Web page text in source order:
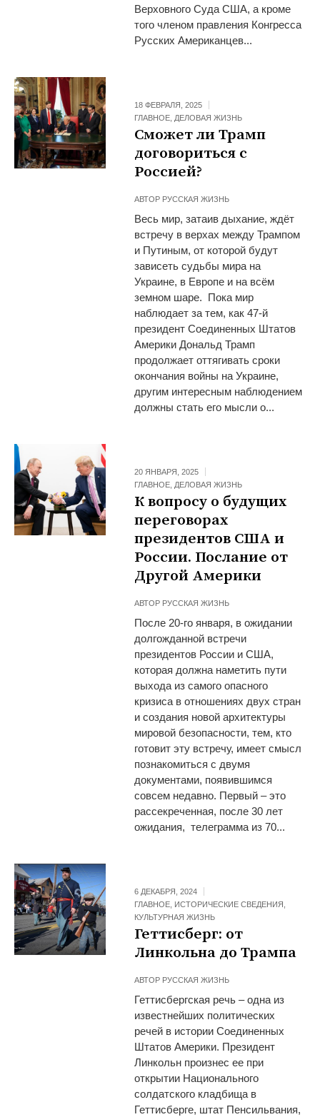
Верховного Суда США, а кроме
того членом правления Конгресса
Русских Американцев...
18 ФЕВРАЛЯ, 2025
ГЛАВНОЕ ДЕЛОВАЯ ЖИЗНЬ
Сможет ли Трамп
договориться с
Россией?
АВТОР РУССКАЯ ЖИЗНЬ
Весь мир, затаив дыхание, ждёт
встречу в верхах между Трампом
и Путиным, от которой будут
зависеть судьбы мира на
Украине, в Европе и на всём
земном шаре. Пока мир
наблюдает за тем, как 47-й
президент Соединенных Штатов
Америки Дональд Трамп
продолжает оттягивать сроки
окончания войны на Украине,
другим интересным наблюдением
должны стать его мысли о...
20 ЯНВАРЯ, 2025
ГЛАВНОЕ ДЕЛОВАЯ ЖИЗНЬ
К вопросу о будущих
переговорах
президентов США и
России. Послание от
Другой Америки
АВТОР РУССКАЯ ЖИЗНЬ
После 20-го января, в ожидании
долгожданной встречи
президентов России и США,
которая должна наметить пути
выхода из самого опасного
кризиса в отношениях двух стран
и создания новой архитектуры
мировой безопасности, тем, кто
готовит эту встречу, имеет смысл
познакомиться с двумя
документами, появившимся
совсем недавно. Первый – это
рассекреченная, после 30 лет
ожидания, телеграмма из 70...
6 ДЕКАБРЯ, 2024
ГЛАВНОЕ ИСТОРИЧЕСКИЕ СВЕДЕНИЯ
КУЛЬТУРНАЯ ЖИЗНЬ
Геттисберг: от
Линкольна до Трампа
АВТОР РУССКАЯ ЖИЗНЬ
Геттисбергская речь – одна из
известнейших политических
речей в истории Соединенных
Штатов Америки. Президент
Линкольн произнес ее при
открытии Национального
солдатского кладбища в
Геттисберге, штат Пенсильвания,